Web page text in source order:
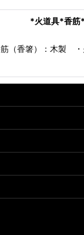
ト *火道具*香筋*
箸）：木製 ・火